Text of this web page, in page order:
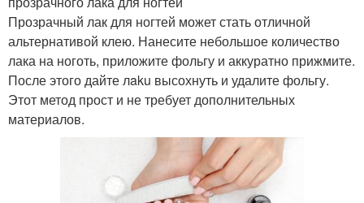
Прозрачный лак для ногтей может стать отличной
альтернативой клею. Нанесите небольшое количество
лака на ноготь, приложите фольгу и аккуратно прижмите.
После этого дайте лaku высохнуть и удалите фольгу.
Этот метод прост и не требует дополнительных
материалов.